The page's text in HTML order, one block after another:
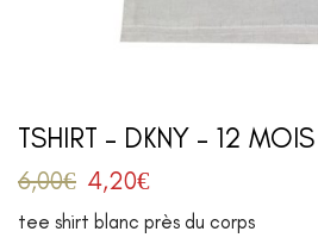
TSHIRT – DKNY – 12 MOIS
6,00€ 4,20€
tee shirt blanc près du corps